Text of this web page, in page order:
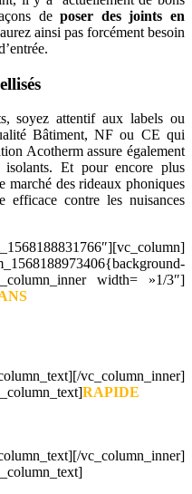
deposer des joints en
ainsi pas forcément besoin
soyez attentif aux labels ou
Bâtiment, NF ou CE qui
Acotherm assure également
isolants. Et pour encore plus
marché des rideaux phoniques
efficace contre les nuisances
width= »1/3″]
vc_column_inner]
RAPIDE
vc_column_inner]